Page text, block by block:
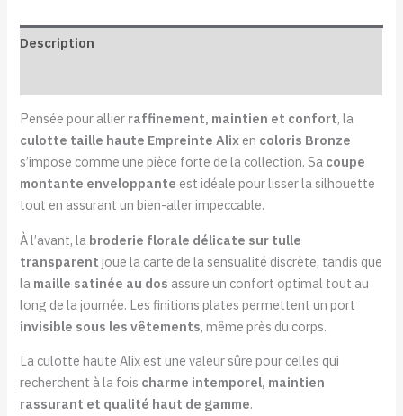
Description
Pensée pour allier raffinement, maintien et confort, la
culotte taille haute Empreinte Alix en coloris Bronze
s’impose comme une pièce forte de la collection. Sa coupe
montante enveloppante est idéale pour lisser la silhouette
tout en assurant un bien-aller impeccable.
À l’avant, la broderie florale délicate sur tulle
transparent joue la carte de la sensualité discrète, tandis que
la maille satinée au dos assure un confort optimal tout au
long de la journée. Les finitions plates permettent un port
invisible sous les vêtements, même près du corps.
La culotte haute Alix est une valeur sûre pour celles qui
recherchent à la fois charme intemporel, maintien
rassurant et qualité haut de gamme.